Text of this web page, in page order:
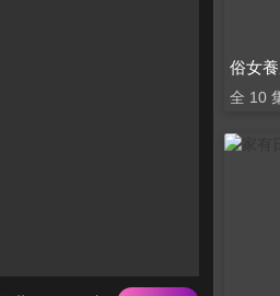
俗女
全 10